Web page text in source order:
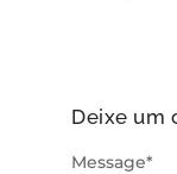
Deixe um
Message*